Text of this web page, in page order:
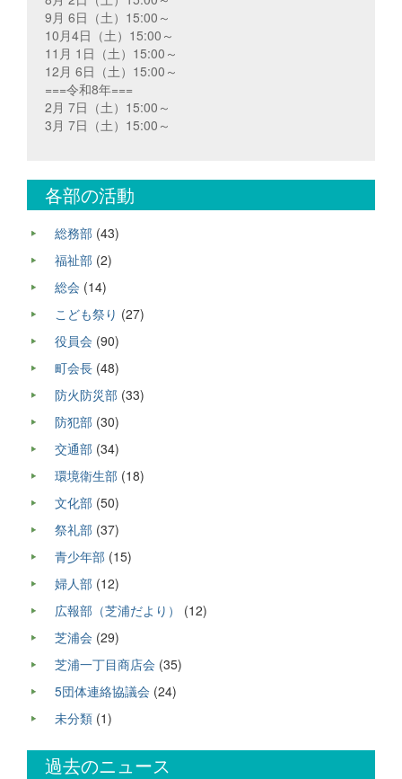
9月 6日（土）15:00～
10月4日（土）15:00～
11月 1日（土）15:00～
12月 6日（土）15:00～
===令和8年===
2月 7日（土）15:00～
3月 7日（土）15:00～
各部の活動
総務部 (43)
福祉部 (2)
総会 (14)
こども祭り (27)
役員会 (90)
町会長 (48)
防火防災部 (33)
防犯部 (30)
交通部 (34)
環境衛生部 (18)
文化部 (50)
祭礼部 (37)
青少年部 (15)
婦人部 (12)
広報部（芝浦だより）
(12)
芝浦会 (29)
芝浦一丁目商店会 (35)
5団体連絡協議会 (24)
未分類 (1)
過去のニュース